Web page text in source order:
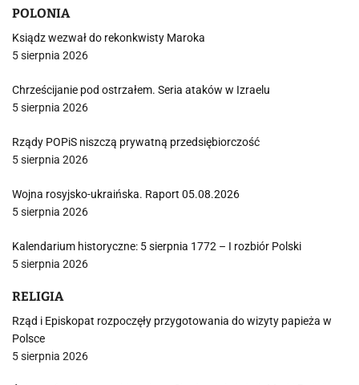
POLONIA
Ksiądz wezwał do rekonkwisty Maroka
5 sierpnia 2026
Chrześcijanie pod ostrzałem. Seria ataków w Izraelu
5 sierpnia 2026
Rządy POPiS niszczą prywatną przedsiębiorczość
5 sierpnia 2026
Wojna rosyjsko-ukraińska. Raport 05.08.2026
5 sierpnia 2026
Kalendarium historyczne: 5 sierpnia 1772 – I rozbiór Polski
5 sierpnia 2026
RELIGIA
Rząd i Episkopat rozpoczęły przygotowania do wizyty papieża w
Polsce
5 sierpnia 2026